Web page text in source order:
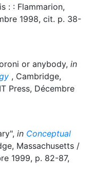
: : Flammarion,
1998, cit. p. 38-
or anybody, in
, Cambridge,
Press, Décembre
in Conceptual
Massachusetts /
1999, p. 82-87,